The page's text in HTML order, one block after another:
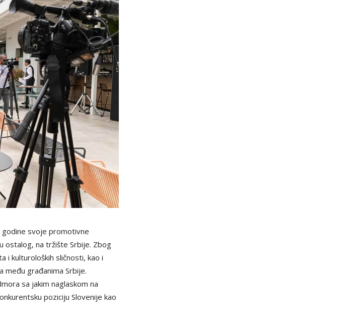
godine svoje promotivne
ostalog, na tržište Srbije. Zbog
i kulturoloških sličnosti, kao i
među građanima Srbije.
sa jakim naglaskom na
poziciju Slovenije kao